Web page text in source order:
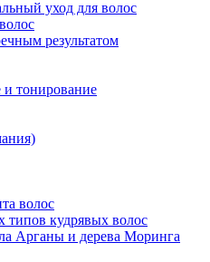
уход для волос
результатом
тонирование
волос
типов кудрявых волос
Арганы и дерева Моринга